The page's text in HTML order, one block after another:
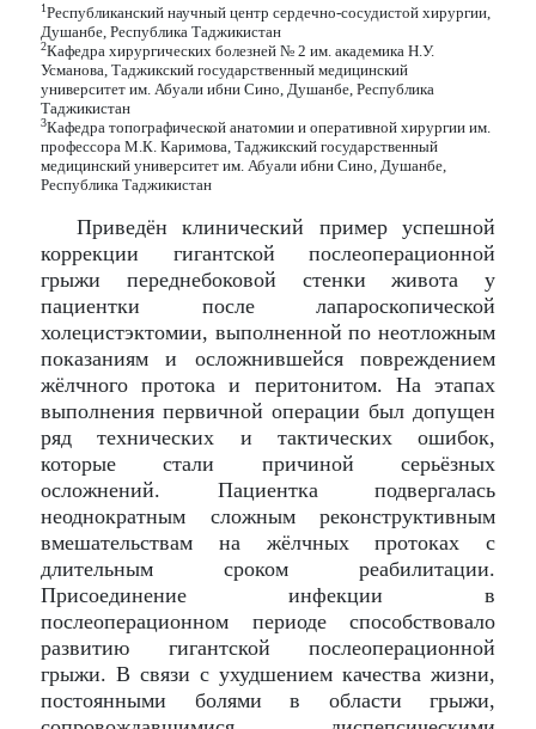
1Республиканский научный центр сердечно-сосудистой хирургии,
Душанбе, Республика Таджикистан
2Кафедра хирургических болезней № 2 им. академика Н.У.
Усманова, Таджикский государственный медицинский
университет им. Абуали ибни Сино, Душанбе, Республика
Таджикистан
3Кафедра топографической анатомии и оперативной хирургии им.
профессора М.К. Каримова, Таджикский государственный
медицинский университет им. Абуали ибни Сино, Душанбе,
Республика Таджикистан
Приведён клинический пример успешной
коррекции гигантской послеоперационной
грыжи переднебоковой стенки живота у
пациентки после лапароскопической
холецистэктомии, выполненной по неотложным
показаниям и осложнившейся повреждением
жёлчного протока и перитонитом. На этапах
выполнения первичной операции был допущен
ряд технических и тактических ошибок,
которые стали причиной серьёзных
осложнений. Пациентка подвергалась
неоднократным сложным реконструктивным
вмешательствам на жёлчных протоках с
длительным сроком реабилитации.
Присоединение инфекции в
послеоперационном периоде способствовало
развитию гигантской послеоперационной
грыжи. В связи с ухудшением качества жизни,
постоянными болями в области грыжи,